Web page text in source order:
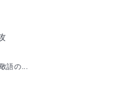
語の...